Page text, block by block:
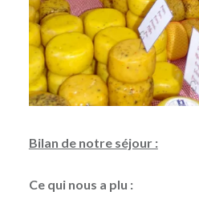
Bilan de notre séjour :
Ce qui nous a plu :